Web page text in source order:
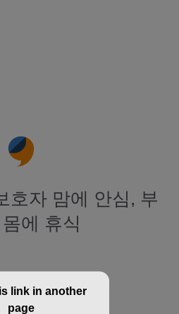
호자 맘에 안심, 부
에 휴식